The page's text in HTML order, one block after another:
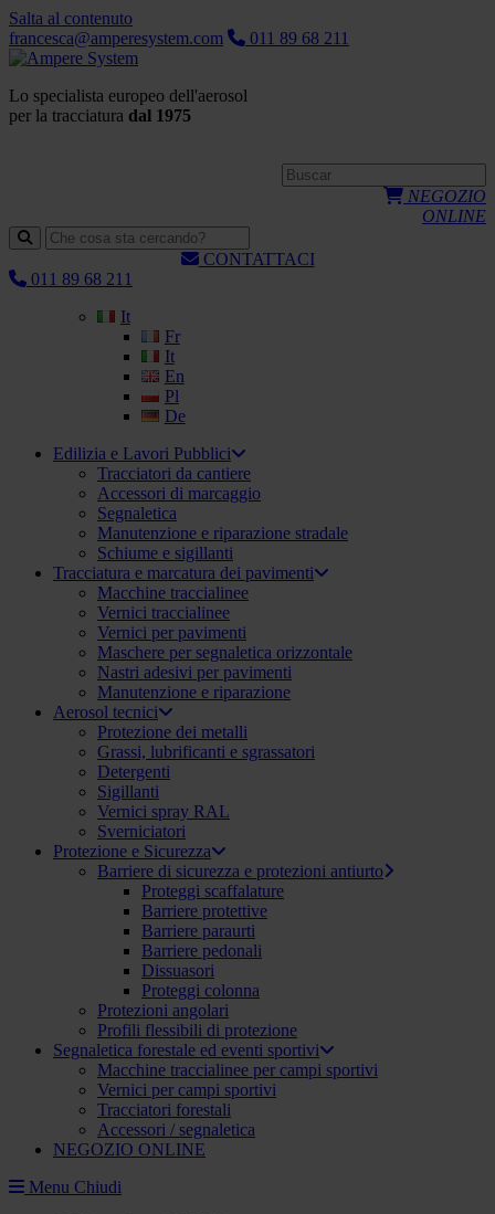
Salta al contenuto
francesca@amperesystem.com
011 89 68 211
Lo specialista europeo dell'aerosol
per la tracciatura dal 1975
NEGOZIO
ONLINE
CONTATTACI
011 89 68 211
It
Fr
It
En
Pl
De
Edilizia e Lavori Pubblici
Tracciatori da cantiere
Accessori di marcaggio
Segnaletica
Manutenzione e riparazione stradale
Schiume e sigillanti
Tracciatura e marcatura dei pavimenti
Macchine traccialinee
Vernici traccialinee
Vernici per pavimenti
Maschere per segnaletica orizzontale
Nastri adesivi per pavimenti
Manutenzione e riparazione
Aerosol tecnici
Protezione dei metalli
Grassi, lubrificanti e sgrassatori
Detergenti
Sigillanti
Vernici spray RAL
Sverniciatori
Protezione e Sicurezza
Barriere di sicurezza e protezioni antiurto
Proteggi scaffalature
Barriere protettive
Barriere paraurti
Barriere pedonali
Dissuasori
Proteggi colonna
Protezioni angolari
Profili flessibili di protezione
Segnaletica forestale ed eventi sportivi
Macchine traccialinee per campi sportivi
Vernici per campi sportivi
Tracciatori forestali
Accessori / segnaletica
NEGOZIO ONLINE
Menu Chiudi